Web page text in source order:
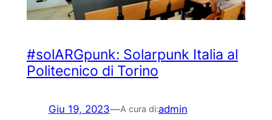
#solARGpunk: Solarpunk Italia al
Politecnico di Torino
Giu 19, 2023—A cura di:admin